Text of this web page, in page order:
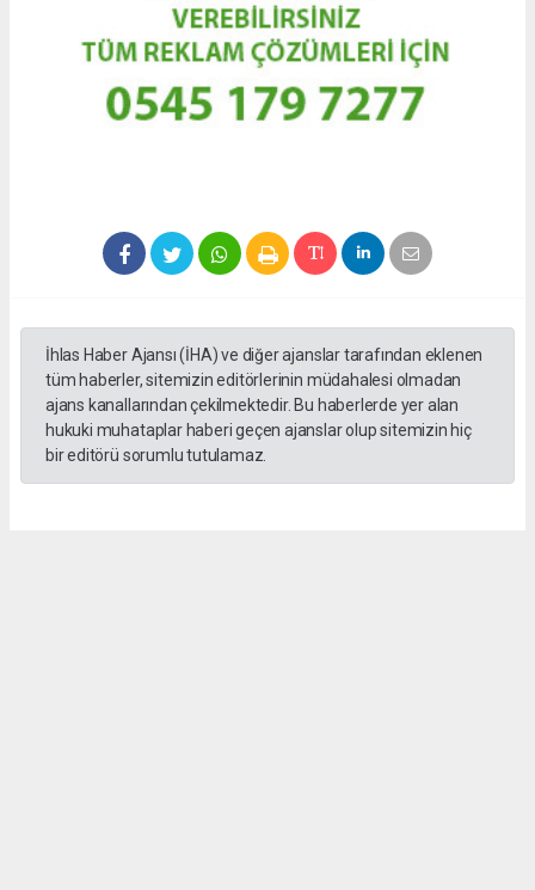
İhlas Haber Ajansı (İHA) ve diğer ajanslar tarafından eklenen
tüm haberler, sitemizin editörlerinin müdahalesi olmadan
ajans kanallarından çekilmektedir. Bu haberlerde yer alan
hukuki muhataplar haberi geçen ajanslar olup sitemizin hiç
bir editörü sorumlu tutulamaz.